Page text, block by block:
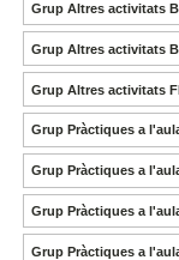
Grup Altres activitats
Grup Altres activitats
Grup Altres activitats
Grup Pràctiques a
Grup Pràctiques a
Grup Pràctiques a
Grup Pràctiques a